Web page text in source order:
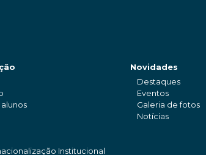
Institucional
Novidades
Destaques
Eventos
Galeria de fotos
Notícias